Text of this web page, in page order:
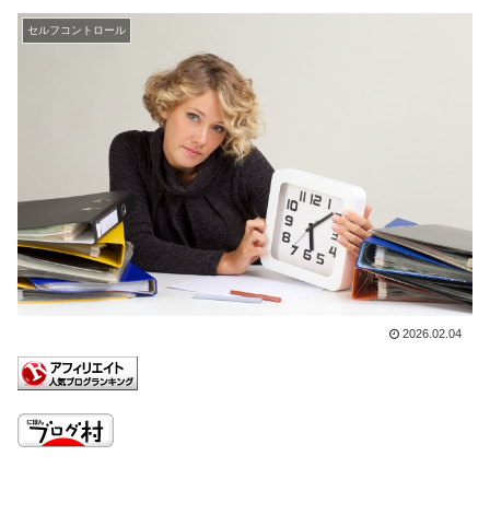
セルフコントロール
2026.02.04